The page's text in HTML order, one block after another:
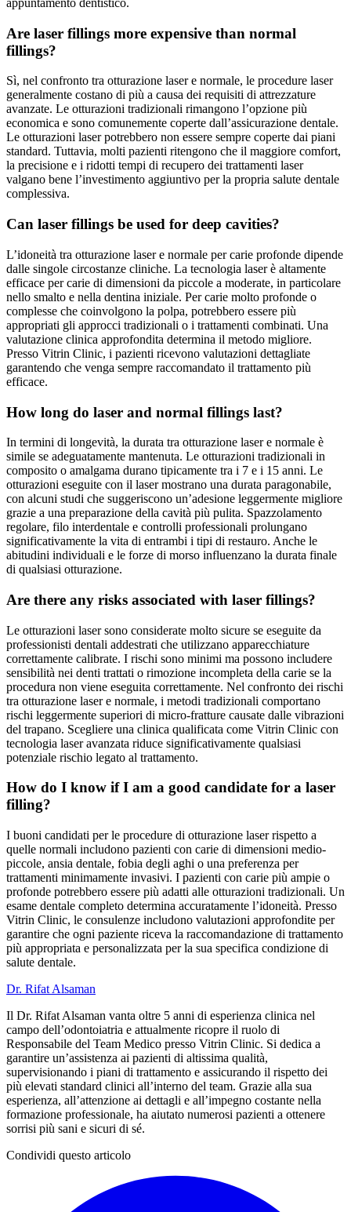
appuntamento dentistico.
Are laser fillings more expensive than normal
fillings?
Sì, nel confronto tra otturazione laser e normale, le procedure laser
generalmente costano di più a causa dei requisiti di attrezzature
avanzate. Le otturazioni tradizionali rimangono l’opzione più
economica e sono comunemente coperte dall’assicurazione dentale.
Le otturazioni laser potrebbero non essere sempre coperte dai piani
standard. Tuttavia, molti pazienti ritengono che il maggiore comfort,
la precisione e i ridotti tempi di recupero dei trattamenti laser
valgano bene l’investimento aggiuntivo per la propria salute dentale
complessiva.
Can laser fillings be used for deep cavities?
L’idoneità tra otturazione laser e normale per carie profonde dipende
dalle singole circostanze cliniche. La tecnologia laser è altamente
efficace per carie di dimensioni da piccole a moderate, in particolare
nello smalto e nella dentina iniziale. Per carie molto profonde o
complesse che coinvolgono la polpa, potrebbero essere più
appropriati gli approcci tradizionali o i trattamenti combinati. Una
valutazione clinica approfondita determina il metodo migliore.
Presso Vitrin Clinic, i pazienti ricevono valutazioni dettagliate
garantendo che venga sempre raccomandato il trattamento più
efficace.
How long do laser and normal fillings last?
In termini di longevità, la durata tra otturazione laser e normale è
simile se adeguatamente mantenuta. Le otturazioni tradizionali in
composito o amalgama durano tipicamente tra i 7 e i 15 anni. Le
otturazioni eseguite con il laser mostrano una durata paragonabile,
con alcuni studi che suggeriscono un’adesione leggermente migliore
grazie a una preparazione della cavità più pulita. Spazzolamento
regolare, filo interdentale e controlli professionali prolungano
significativamente la vita di entrambi i tipi di restauro. Anche le
abitudini individuali e le forze di morso influenzano la durata finale
di qualsiasi otturazione.
Are there any risks associated with laser fillings?
Le otturazioni laser sono considerate molto sicure se eseguite da
professionisti dentali addestrati che utilizzano apparecchiature
correttamente calibrate. I rischi sono minimi ma possono includere
sensibilità nei denti trattati o rimozione incompleta della carie se la
procedura non viene eseguita correttamente. Nel confronto dei rischi
tra otturazione laser e normale, i metodi tradizionali comportano
rischi leggermente superiori di micro-fratture causate dalle vibrazioni
del trapano. Scegliere una clinica qualificata come Vitrin Clinic con
tecnologia laser avanzata riduce significativamente qualsiasi
potenziale rischio legato al trattamento.
How do I know if I am a good candidate for a laser
filling?
I buoni candidati per le procedure di otturazione laser rispetto a
quelle normali includono pazienti con carie di dimensioni medio-
piccole, ansia dentale, fobia degli aghi o una preferenza per
trattamenti minimamente invasivi. I pazienti con carie più ampie o
profonde potrebbero essere più adatti alle otturazioni tradizionali. Un
esame dentale completo determina accuratamente l’idoneità. Presso
Vitrin Clinic, le consulenze includono valutazioni approfondite per
garantire che ogni paziente riceva la raccomandazione di trattamento
più appropriata e personalizzata per la sua specifica condizione di
salute dentale.
Dr. Rifat Alsaman
Il Dr. Rifat Alsaman vanta oltre 5 anni di esperienza clinica nel
campo dell’odontoiatria e attualmente ricopre il ruolo di
Responsabile del Team Medico presso Vitrin Clinic. Si dedica a
garantire un’assistenza ai pazienti di altissima qualità,
supervisionando i piani di trattamento e assicurando il rispetto dei
più elevati standard clinici all’interno del team. Grazie alla sua
esperienza, all’attenzione ai dettagli e all’impegno costante nella
formazione professionale, ha aiutato numerosi pazienti a ottenere
sorrisi più sani e sicuri di sé.
Condividi questo articolo